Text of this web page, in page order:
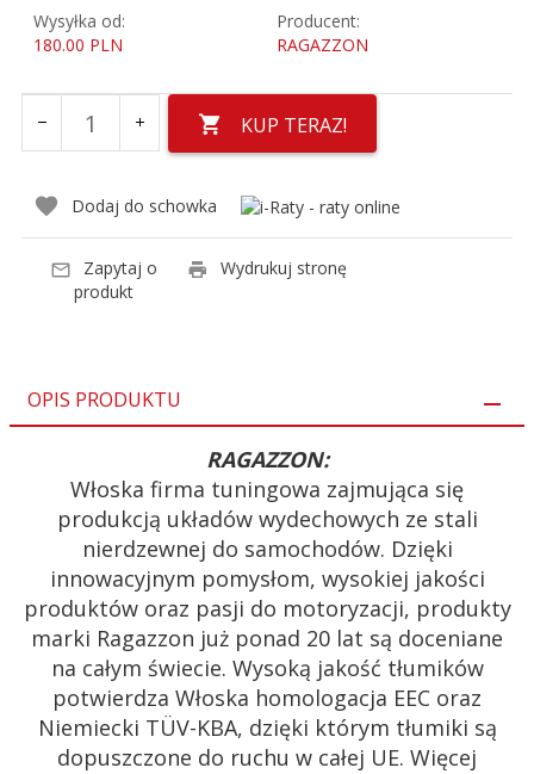
Wysyłka od:
180.00 PLN
Producent:
RAGAZZON
KUP TERAZ!
Dodaj do schowka
Zapytaj o
produkt
Wydrukuj stronę
OPIS PRODUKTU
RAGAZZON:
Włoska firma tuningowa zajmująca się
produkcją układów wydechowych ze stali
nierdzewnej do samochodów. Dzięki
innowacyjnym pomysłom, wysokiej jakości
produktów oraz pasji do motoryzacji, produkty
marki Ragazzon już ponad 20 lat są doceniane
na całym świecie. Wysoką jakość tłumików
potwierdza Włoska homologacja EEC oraz
Niemiecki TÜV-KBA, dzięki którym tłumiki są
dopuszczone do ruchu w całej UE. Więcej